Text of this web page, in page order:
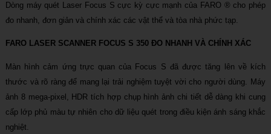
Dòng máy quét Laser Focus S cực kỳ cực mạnh của FARO ® cho phép
đo nhanh, đơn giản và chính xác các vật thể và tòa nhà phức tạp.
FARO LASER SCANNER FOCUS S 350 ĐO NHANH VÀ CHÍNH XÁC
Màn hình cảm ứng trực quan của Focus S đã được tăng lên về kích
thước và rõ ràng để mang lại trải nghiệm tuyệt vời cho người dùng. Máy
ảnh 8 mega-pixel, HDR tích hợp chụp hình ảnh chi tiết dễ dàng khi cung
cấp lớp phủ màu tự nhiên cho dữ liệu quét trong điều kiện ánh sáng khắc
nghiệt.